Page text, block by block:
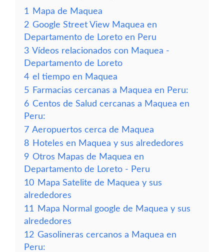
1
Mapa de Maquea
2 Google Street View Maquea en
Departamento de Loreto en Peru
3 Vídeos relacionados con Maquea -
Departamento de Loreto
4 el tiempo en Maquea
5 Farmacias cercanas a Maquea en Peru:
6 Centos de Salud cercanas a Maquea en
Peru:
7 Aeropuertos cerca de Maquea
8 Hoteles en Maquea y sus alrededores
9 Otros Mapas de Maquea en
Departamento de Loreto - Peru
10 Mapa Satelite de Maquea y sus
alrededores
11
Mapa Normal google de Maquea y sus
alrededores
12 Gasolineras cercanos a Maquea en
Peru: